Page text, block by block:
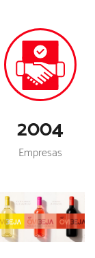
2004
Empresas